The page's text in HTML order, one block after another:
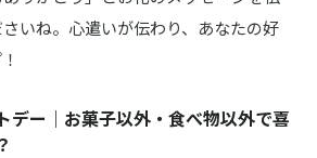
個ギフトセット
いね。心遣いが伝わり、あなたの好
デー｜お菓子以外・食べ物以外で喜